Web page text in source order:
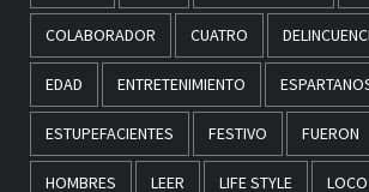
COLABORADOR CUATRO
EDAD ENTRETENIMIENTO
ESTUPEFACIENTES FESTIVO FUERON
HOMBRES LEER LIFE STYLE LOCO